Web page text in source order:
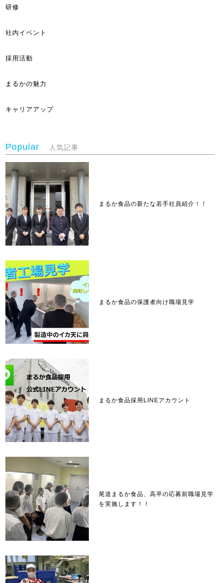
研修
社内イベント
採用活動
まるかの魅力
キャリアアップ
Popular 人気記事
まるか食品の新たな若手社員紹介！！
まるか食品の保護者向け職場見学
まるか食品採用LINEアカウント
尾道まるか食品、高卒の応募前職場見学
を実施します！！